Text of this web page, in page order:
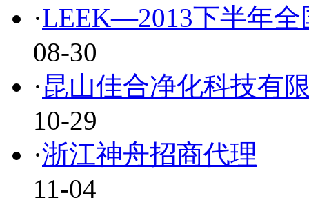
·LEEK—2013下半年全
08-30
·昆山佳合净化科技有
10-29
·浙江神舟招商代理
11-04